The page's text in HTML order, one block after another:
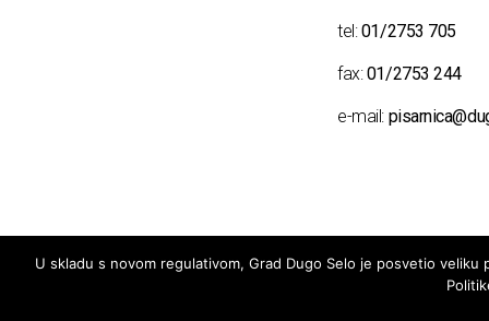
tel:01/2753 705
fax:01/2753 244
e-mail:
U skladu s novom regulativom, Grad Dugo Selo je posvetio